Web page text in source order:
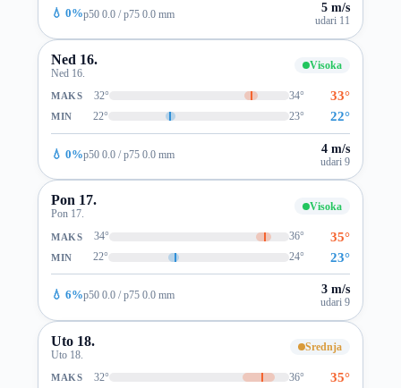
💧 0%p50 0.0 / p75 0.0 mm 5 m/s
udari 11
Ned 16.
Ned 16.
Visoka
MAKS 32° 34° 33°
MIN 22° 23° 22°
💧 0%p50 0.0 / p75 0.0 mm 4 m/s
udari 9
Pon 17.
Pon 17.
Visoka
MAKS 34° 36° 35°
MIN 22° 24° 23°
💧 6%p50 0.0 / p75 0.0 mm 3 m/s
udari 9
Uto 18.
Uto 18.
Srednja
MAKS 32° 36° 35°